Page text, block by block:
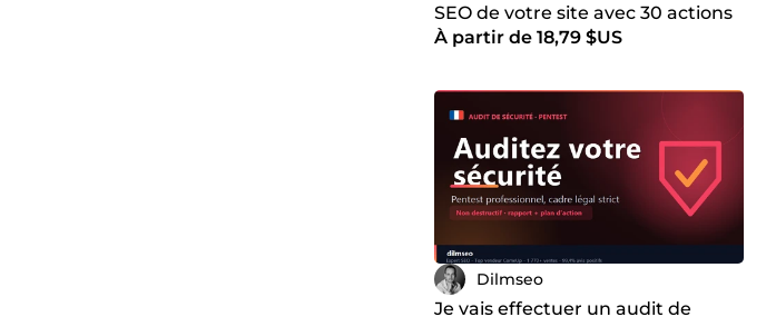
SEO de votre site avec 30 actions
priorisées et roadmap sur 30
À partir de 18,79 $US
Dilmseo
Je vais effectuer un audit de